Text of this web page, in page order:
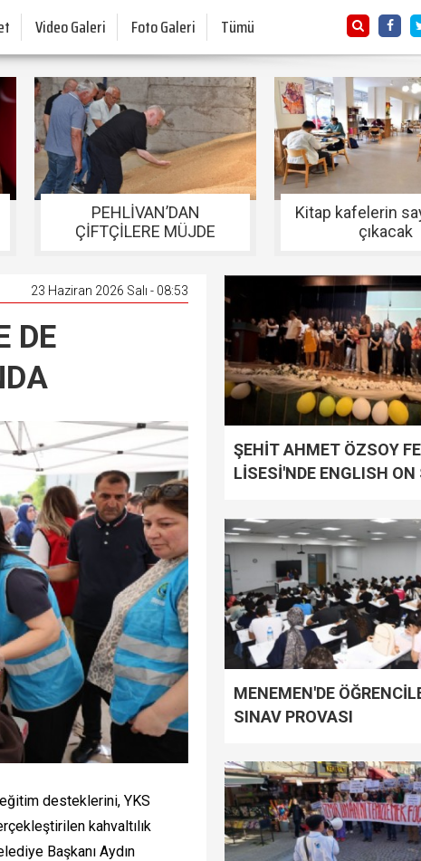
Video Galeri Foto Galeri Tümü
PEHLİVAN’DAN
ÇİFTÇİLERE MÜJDE
Kitap kafelerin
çıkacak
23 Haziran 2026 Salı - 08:53
DE
desteklerini, YKS
kahvaltılık
Başkanı Aydın
ŞEHİT AHMET ÖZSOY
LİSESİ'NDE ENGLISH ON
MENEMEN'DE
SINAV PROVASI